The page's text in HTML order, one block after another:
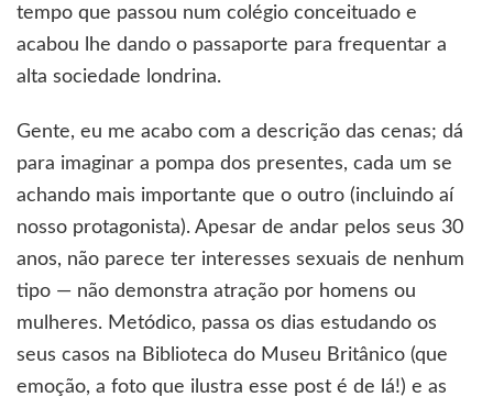
tempo que passou num colégio conceituado e
acabou lhe dando o passaporte para frequentar a
alta sociedade londrina.
Gente, eu me acabo com a descrição das cenas; dá
para imaginar a pompa dos presentes, cada um se
achando mais importante que o outro (incluindo aí
nosso protagonista). Apesar de andar pelos seus 30
anos, não parece ter interesses sexuais de nenhum
tipo — não demonstra atração por homens ou
mulheres. Metódico, passa os dias estudando os
seus casos na Biblioteca do Museu Britânico (que
emoção, a foto que ilustra esse post é de lá!) e as